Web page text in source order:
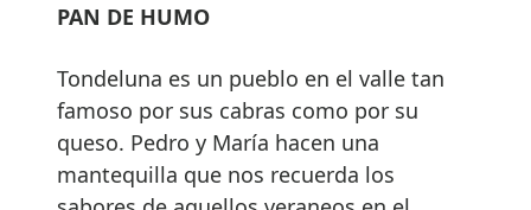
PAN DE HUMO
Tondeluna es un pueblo en el valle tan
famoso por sus cabras como por su
queso. Pedro y María hacen una
mantequilla que nos recuerda los